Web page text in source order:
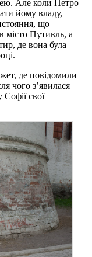
Але коли Петро
йому владу,
що
місто Путивль, а
де вона була
де повідомили
чого з’явилася
свої